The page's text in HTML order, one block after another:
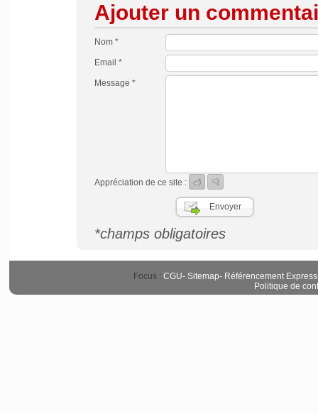
Ajouter un
Nom *
Email *
Message *
Appréciation de ce site :
*champs obligatoires
Focus : CGU- Sitemap- Référencement Express
Politique de